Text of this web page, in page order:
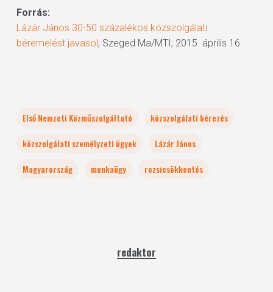
Forrás:
Lázár János 30-50 százalékos közszolgálati
béremelést javasol; Szeged Ma/MTI; 2015. április 16.
Első Nemzeti Közműszolgáltató
közszolgálati bérezés
közszolgálati személyzeti ügyek
Lázár János
Magyarország
munkaügy rezsicsökkentés
redaktor